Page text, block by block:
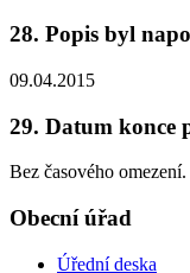
28. Popis byl
09.04.2015
29. Datum konce
Bez časového omezení.
Obecní úřad
Úřední deska